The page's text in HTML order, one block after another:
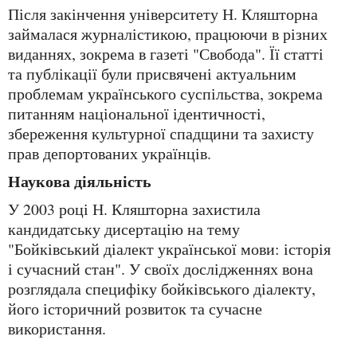
Після закінчення університету Н. Кляшторна
займалася журналістикою, працюючи в різних
виданнях, зокрема в газеті "Свобода". Її статті
та публікації були присвячені актуальним
проблемам українського суспільства, зокрема
питанням національної ідентичності,
збереження культурної спадщини та захисту
прав депортованих українців.
Наукова діяльність
У 2003 році Н. Кляшторна захистила
кандидатську дисертацію на тему
"Бойківський діалект української мови: історія
і сучасний стан". У своїх дослідженнях вона
розглядала специфіку бойківського діалекту,
його історичний розвиток та сучасне
використання.